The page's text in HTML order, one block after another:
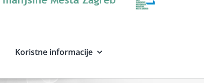
Koristne informacije